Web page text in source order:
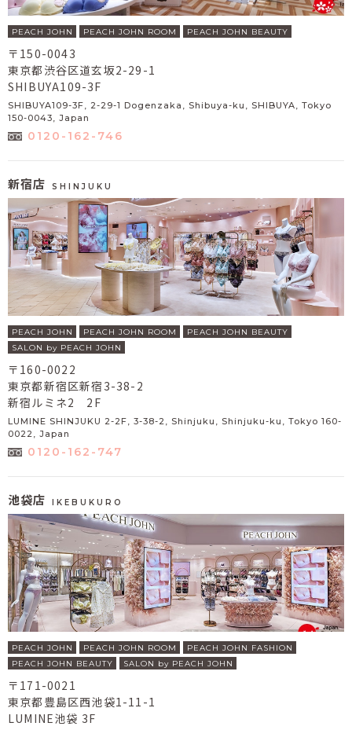
PEACH JOHN PEACH JOHN ROOM PEACH JOHN BEAUTY
〒150-0043
東京都渋谷区道玄坂2-29-1
SHIBUYA109-3F
SHIBUYA109-3F, 2-29-1 Dogenzaka, Shibuya-ku, SHIBUYA, Tokyo
150-0043, Japan
0120-162-746
新宿店 SHINJUKU
PEACH JOHN PEACH JOHN ROOM
PEACH JOHN BEAUTY
SALON by PEACH JOHN
〒160-0022
東京都新宿区新宿3-38-2
新宿ルミネ2 2F
LUMINE SHINJUKU 2-2F, 3-38-2, Shinjuku, Shinjuku-ku, Tokyo 160-
0022, Japan
0120-162-747
池袋店 IKEBUKURO
PEACH JOHN PEACH JOHN ROOM
PEACH JOHN FASHION
PEACH JOHN BEAUTY
SALON by PEACH JOHN
〒171-0021
東京都豊島区西池袋1-11-1
LUMINE池袋 3F